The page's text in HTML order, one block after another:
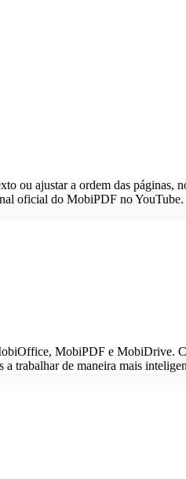
ajustar a ordem das páginas,
oficial do MobiPDF no YouTube.
MobiPDF e MobiDrive.
trabalhar de maneira mais